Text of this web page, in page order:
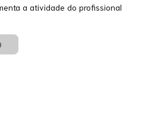
a atividade do profissional